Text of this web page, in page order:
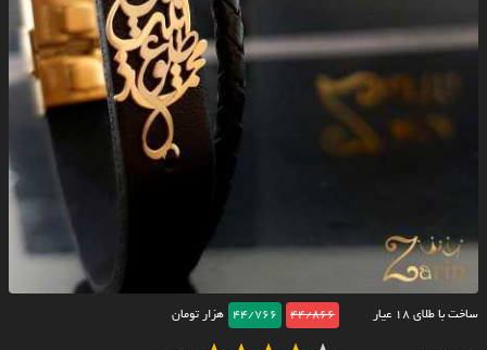
ساخت با طلای ۱۸ عیار 44/866
44/766 هزار تومان